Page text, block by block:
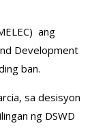
ang
Development
ban.
sa desisyon
ng DSWD